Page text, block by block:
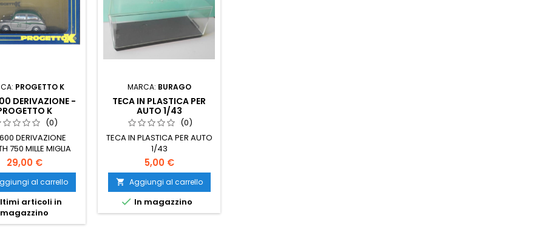
PROGETTO K
DERIVAZIONE -
K
(0)
DERIVAZIONE
750 MILLE MIGLIA
SCALA :1/43
29,00 €
al carrello
articoli in
magazzino
MARCA: BURAGO
TECA IN PLASTICA PER
AUTO 1/43
(0)
TECA IN PLASTICA PER AUTO
1/43
5,00 €
 Aggiungi al carrello
 In magazzino